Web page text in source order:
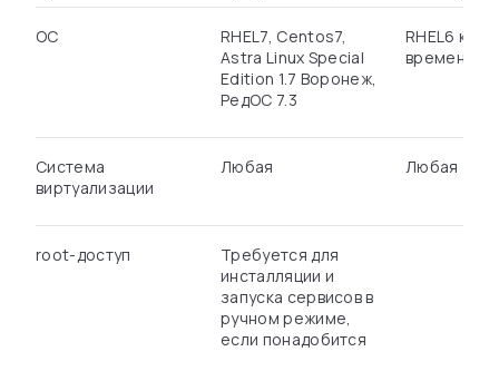
ОС
RHEL7, Centos7,
Astra Linux Special
Edition 1.7 Воронеж,
РедОС 7.3
RHEL6 как
временная
Система
виртуализации
Любая Любая
root-доступ
Требуется для
инсталляции и
запуска сервисов в
ручном режиме,
если понадобится